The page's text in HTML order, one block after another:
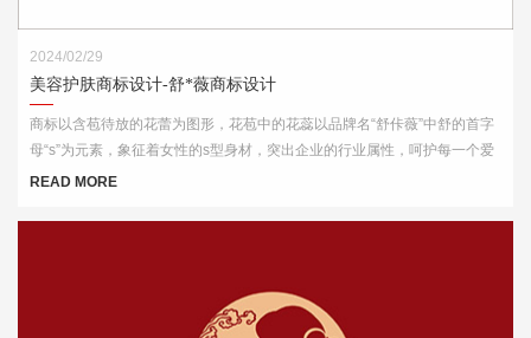
2024/02/29
美容护肤商标设计-舒*薇商标设计
商标以含苞待放的花蕾为图形，花苞中的花蕊以品牌名“舒佧薇”中舒的首字
母“s”为元素，象征着女性的s型身材，突出企业的行业属性，呵护每一个爱
美的你。
READ MORE